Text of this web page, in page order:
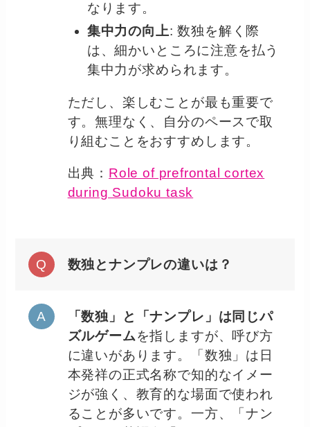
なります。
集中力の向上: 数独を解く際
は、細かいところに注意を払う
集中力が求められます。
ただし、楽しむことが最も重要で
す。無理なく、自分のペースで取
り組むことをおすすめします。
出典： Role of prefrontal cortex
during Sudoku task
数独とナンプレの違いは？
「数独」と「ナンプレ」は同じパ
ズルゲームを指しますが、呼び方
に違いがあります。「数独」は日
本発祥の正式名称で知的なイメー
ジが強く、教育的な場面で使われ
ることが多いです。一方、「ナン